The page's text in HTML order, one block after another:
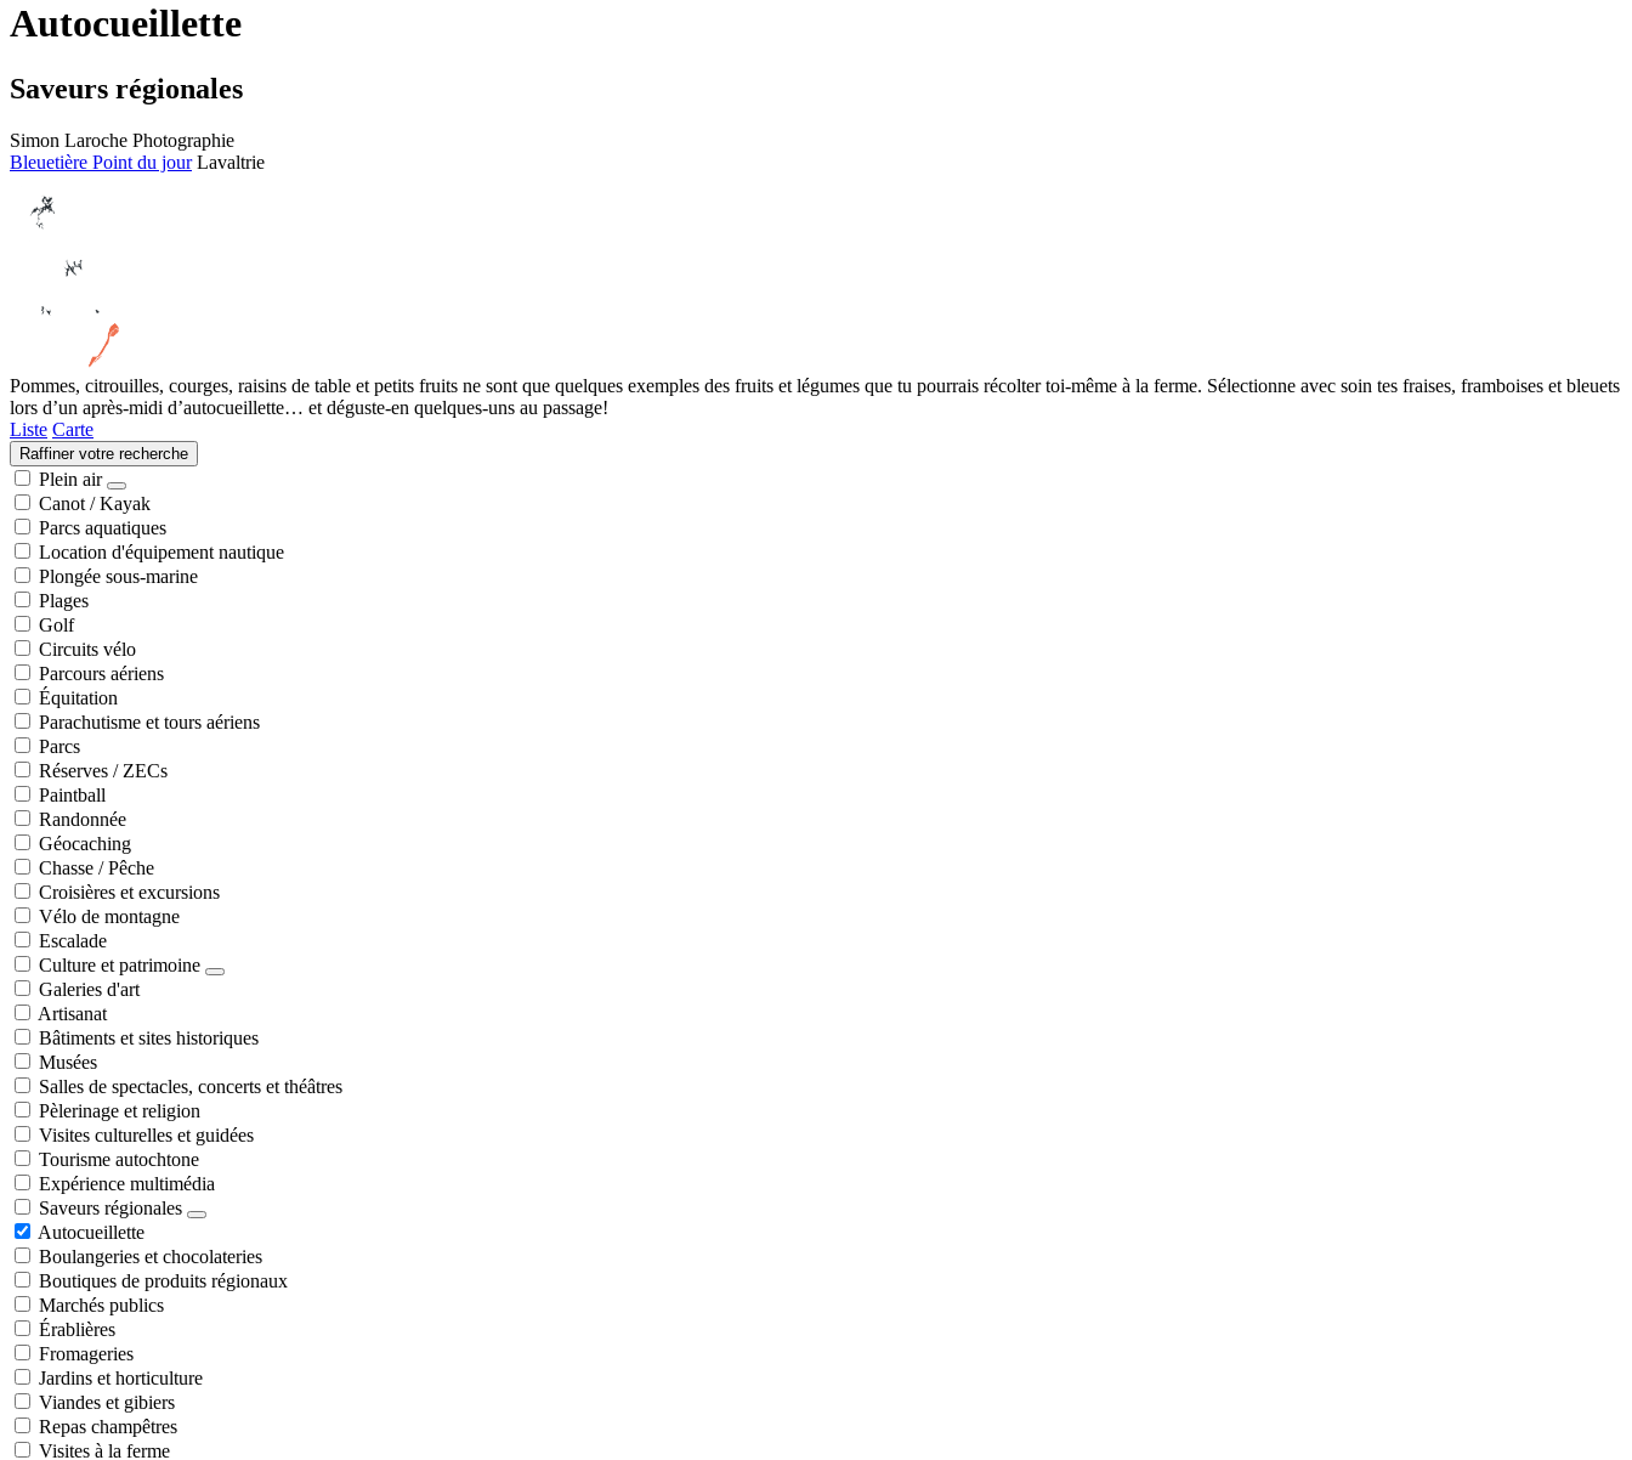
Autocueillette
Saveurs régionales
Simon Laroche Photographie
Bleuetière Point du jour Lavaltrie
Pommes, citrouilles, courges, raisins de table et petits fruits ne sont que quelques exemples des fruits et légumes que tu pourrais récolter toi-même à la ferme. Sélectionne avec soin tes fraises, framboises et bleuets
lors d’un après-midi d’autocueillette… et déguste-en quelques-uns au passage!
Liste Carte
Raffiner votre recherche
Plein air
Canot / Kayak
Parcs aquatiques
Location d'équipement nautique
Plongée sous-marine
Plages
Golf
Circuits vélo
Parcours aériens
Équitation
Parachutisme et tours aériens
Parcs
Réserves / ZECs
Paintball
Randonnée
Géocaching
Chasse / Pêche
Croisières et excursions
Vélo de montagne
Escalade
Culture et patrimoine
Galeries d'art
Artisanat
Bâtiments et sites historiques
Musées
Salles de spectacles, concerts et théâtres
Pèlerinage et religion
Visites culturelles et guidées
Tourisme autochtone
Expérience multimédia
Saveurs régionales
Autocueillette
Boulangeries et chocolateries
Boutiques de produits régionaux
Marchés publics
Érablières
Fromageries
Jardins et horticulture
Viandes et gibiers
Repas champêtres
Visites à la ferme